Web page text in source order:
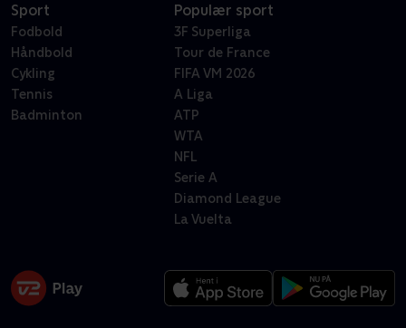
Sport
Fodbold
Håndbold
Cykling
Tennis
Badminton
Populær sport
3F Superliga
Tour de France
FIFA VM 2026
A Liga
ATP
WTA
NFL
Serie A
Diamond League
La Vuelta